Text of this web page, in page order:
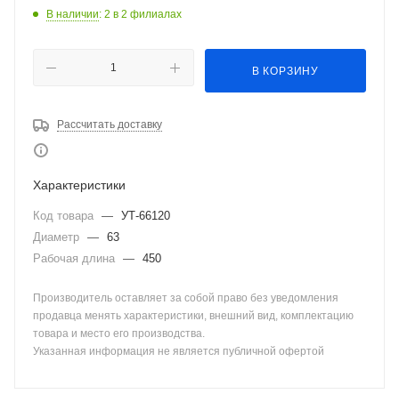
В наличии: 2 в 2 филиалах
В КОРЗИНУ
Рассчитать доставку
Характеристики
Код товара — УТ-66120
Диаметр — 63
Рабочая длина — 450
Производитель оставляет за собой право без уведомления
продавца менять характеристики, внешний вид, комплектацию
товара и место его производства.
Указанная информация не является публичной офертой